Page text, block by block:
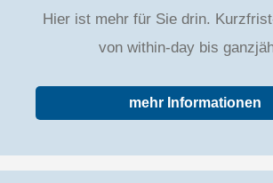
Hier ist mehr für Sie drin.
von within-day bis
mehr Informationen